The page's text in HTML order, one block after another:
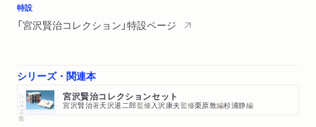
特設
「宮沢賢治コレクション」特設ページ
シリーズ・関連本
シリーズ・全集 宮沢賢治コレクションセット
宮沢賢治著天沢退二郎監修入沢康夫監修栗原敦編杉浦静編